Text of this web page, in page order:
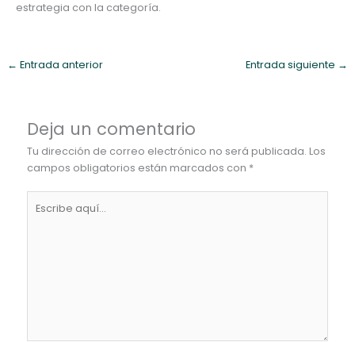
estrategia con la categoría.
← Entrada anterior Entrada siguiente →
Deja un comentario
Tu dirección de correo electrónico no será publicada. Los
campos obligatorios están marcados con *
aquí...